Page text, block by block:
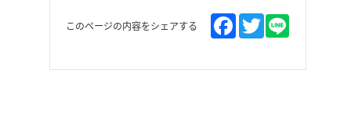
このページの内容をシェアする